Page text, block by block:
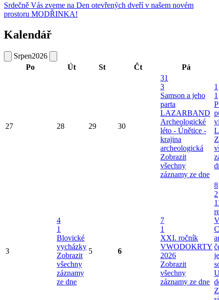
Srdečně Vás zveme na Den otevřených dveří v našem novém
prostoru MODŘINKA!
Kalendář
Srpen2026
Po
Út St Čt Pá
27 28 29 30
31
3
Samson a jeho
parta
LAZARBAND
Archeologické
léto - Únětice -
krajina
archeologická
Zobrazit
všechny
záznamy ze dne
1
1
3
4
1
Blovické
vycházky
Zobrazit
všechny
záznamy
ze dne
5 6
7
1
XXI. ročník
VWODOKRTY
2026
Zobrazit
všechny
záznamy ze dne
8
2